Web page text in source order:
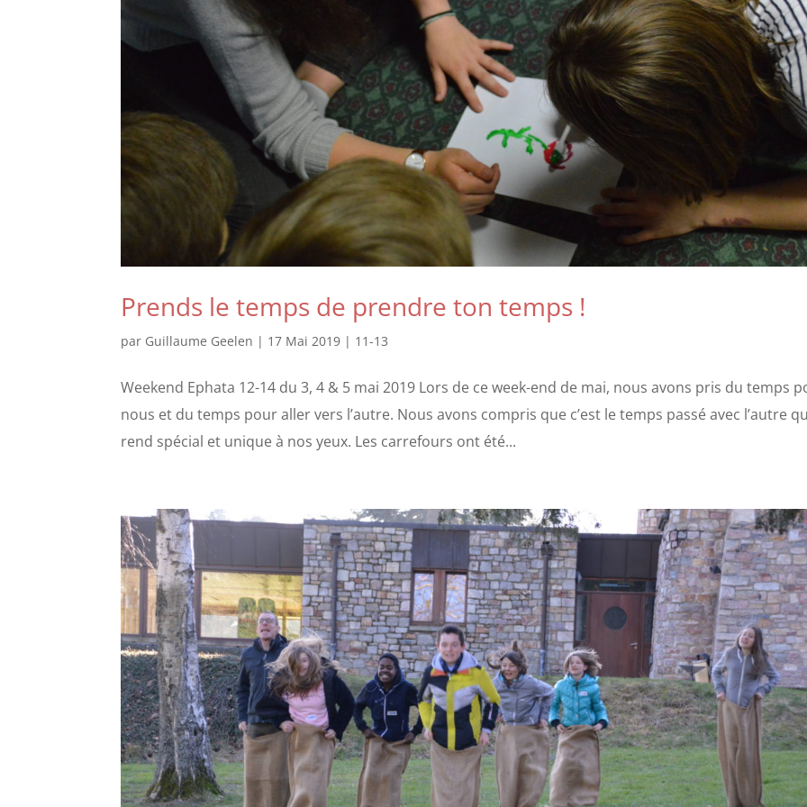
Prends le temps de prendre ton temps !
par Guillaume Geelen | 17 Mai 2019 | 11-13
Weekend Ephata 12-14 du 3, 4 & 5 mai 2019 Lors de ce week-end de mai, nous avons pris du temps
nous et du temps pour aller vers l’autre. Nous avons compris que c’est le temps passé avec l’autre
rend spécial et unique à nos yeux. Les carrefours ont été...